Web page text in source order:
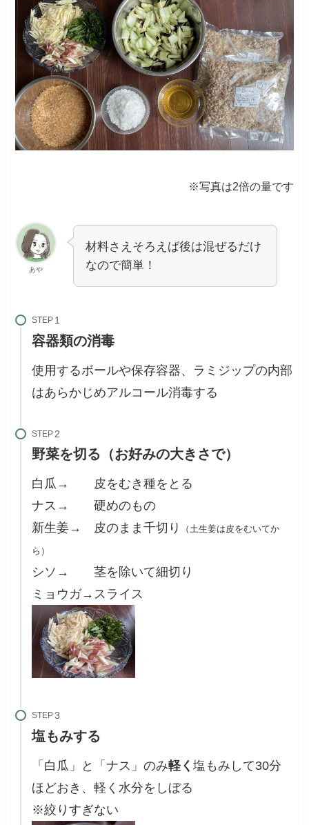
※写真は2倍の量です
あや
材料さえそろえば後は混ぜるだけ
なので簡単！
STEP
容器類の消毒
使用するボールや保存容器、ラミジップの内部
はあらかじめアルコール消毒する
STEP
野菜を切る（お好みの大きさで）
白瓜→ 皮をむき種をとる
ナス→ 硬めのもの
新生姜→ 皮のまま千切り
（土生姜は皮をむいてか
ら）
シソ→ 茎を除いて細切り
ミョウガ→スライス
STEP
塩もみする
「白瓜」と「ナス」のみ軽く塩もみして30分
ほどおき、軽く水分をしぼる
※絞りすぎない